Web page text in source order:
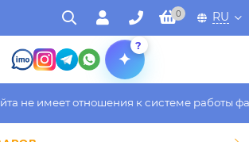
0 RU
?
имеет отношения к системе работы